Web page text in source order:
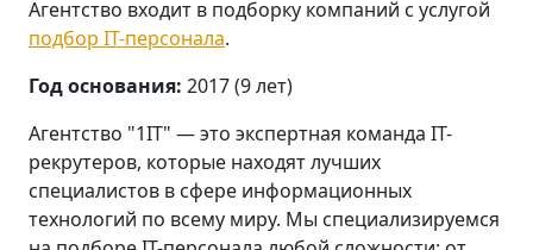
Агентство входит в подборку компаний с услугой
подбор IT-персонала.
Год основания: 2017 (9 лет)
Агентство "1IT" — это экспертная команда IT-
рекрутеров, которые находят лучших
специалистов в сфере информационных
технологий по всему миру. Мы специализируемся